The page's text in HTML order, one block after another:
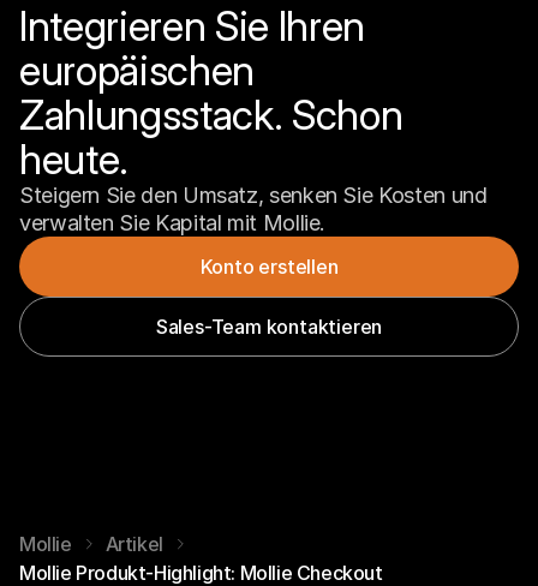
Integrieren Sie Ihren
europäischen
Zahlungsstack. Schon
heute.
Steigern Sie den Umsatz, senken Sie Kosten und
verwalten Sie Kapital mit Mollie.
Konto erstellen
Sales-Team kontaktieren
Mollie
Artikel
Mollie Produkt-Highlight: Mollie Checkout